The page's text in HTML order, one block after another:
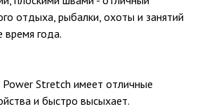
отдыха, рыбалки, охоты и занятий
года.
Stretch имеет отличные
и быстро высыхает.